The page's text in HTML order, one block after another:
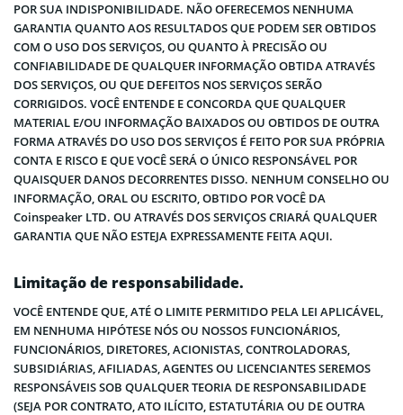
POR SUA INDISPONIBILIDADE. NÃO OFERECEMOS NENHUMA
GARANTIA QUANTO AOS RESULTADOS QUE PODEM SER OBTIDOS
COM O USO DOS SERVIÇOS, OU QUANTO À PRECISÃO OU
CONFIABILIDADE DE QUALQUER INFORMAÇÃO OBTIDA ATRAVÉS
DOS SERVIÇOS, OU QUE DEFEITOS NOS SERVIÇOS SERÃO
CORRIGIDOS. VOCÊ ENTENDE E CONCORDA QUE QUALQUER
MATERIAL E/OU INFORMAÇÃO BAIXADOS OU OBTIDOS DE OUTRA
FORMA ATRAVÉS DO USO DOS SERVIÇOS É FEITO POR SUA PRÓPRIA
CONTA E RISCO E QUE VOCÊ SERÁ O ÚNICO RESPONSÁVEL POR
QUAISQUER DANOS DECORRENTES DISSO. NENHUM CONSELHO OU
INFORMAÇÃO, ORAL OU ESCRITO, OBTIDO POR VOCÊ DA
Coinspeaker LTD. OU ATRAVÉS DOS SERVIÇOS CRIARÁ QUALQUER
GARANTIA QUE NÃO ESTEJA EXPRESSAMENTE FEITA AQUI.
Limitação de responsabilidade.
VOCÊ ENTENDE QUE, ATÉ O LIMITE PERMITIDO PELA LEI APLICÁVEL,
EM NENHUMA HIPÓTESE NÓS OU NOSSOS FUNCIONÁRIOS,
FUNCIONÁRIOS, DIRETORES, ACIONISTAS, CONTROLADORAS,
SUBSIDIÁRIAS, AFILIADAS, AGENTES OU LICENCIANTES SEREMOS
RESPONSÁVEIS SOB QUALQUER TEORIA DE RESPONSABILIDADE
(SEJA POR CONTRATO, ATO ILÍCITO, ESTATUTÁRIA OU DE OUTRA